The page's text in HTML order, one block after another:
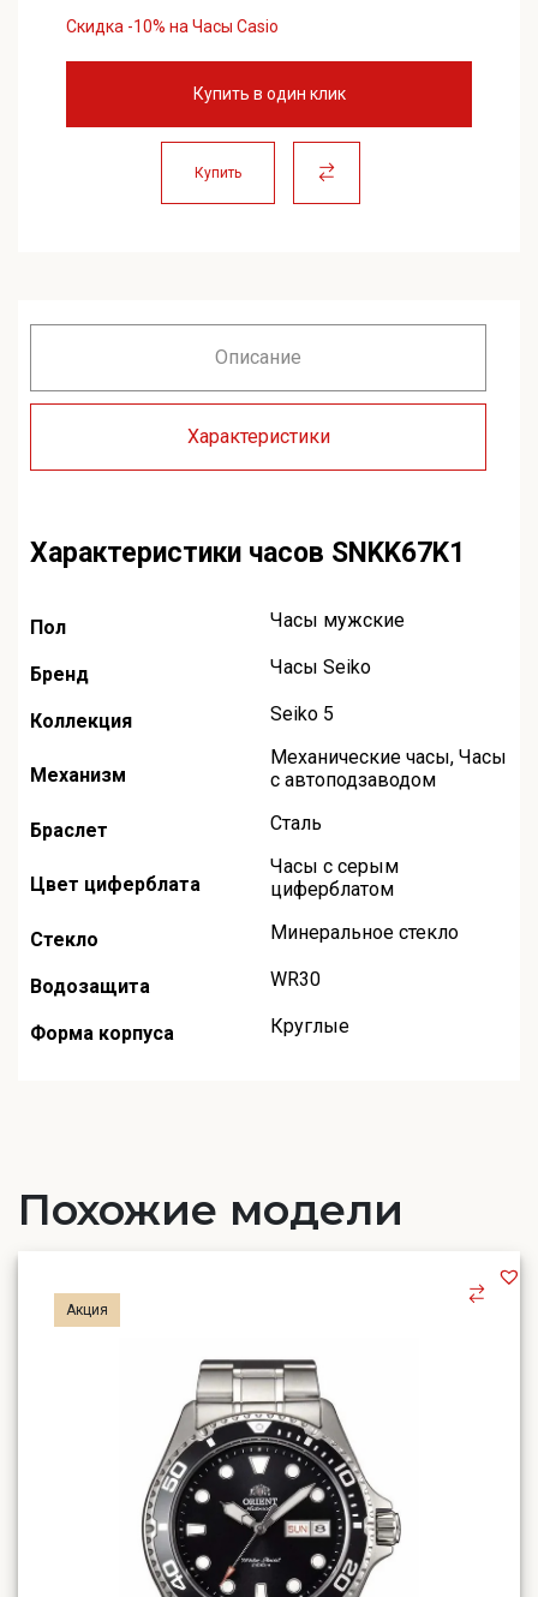
Скидка -10% на Часы Casio
Купить в один клик
Купить
Описание
Характеристики
Характеристики часов SNKK67K1
Пол Часы мужские
Бренд Часы Seiko
Коллекция Seiko 5
Механизм
Механические часы, Часы
с автоподзаводом
Браслет Сталь
Цвет циферблата
Часы с серым
циферблатом
Стекло Минеральное стекло
Водозащита WR30
Форма корпуса Круглые
Похожие модели
Акция